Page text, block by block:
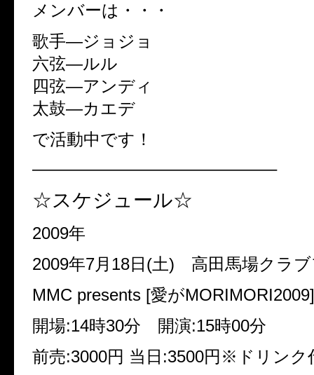
メンバーは・・・
歌手—ジョジョ
六弦—ルル
四弦—アンディ
太鼓—カエデ
で活動中です！
——————————————–
☆スケジュール☆
2009年
2009年7月18日(土) 高田馬場クラ
MMC presents [愛がMORIMORI2009]
開場:14時30分 開演:15時00分
前売:3000円 当日:3500円※ドリンク